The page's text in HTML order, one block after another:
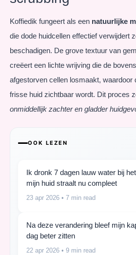
Koffiedik fungeert als een natuurlijke
die dode huidcellen effectief verwijdert
beschadigen. De grove textuur van
creëert een lichte wrijving die de
afgestorven cellen losmaakt, waardoor
frisse huid zichtbaar wordt. Dit proces
onmiddellijk zachter en gladder
OOK LEZEN
Ik dronk 7 dagen lauw water bij
mijn huid straalt nu compleet
23 apr 2026 • 7 min read
Na deze verandering bleef mijn
dag beter zitten
22 apr 2026 • 9 min read